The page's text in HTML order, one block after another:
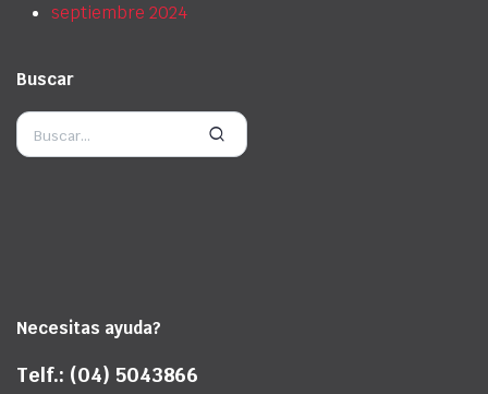
septiembre 2024
Buscar
Necesitas ayuda?
Telf.: (04) 5043866